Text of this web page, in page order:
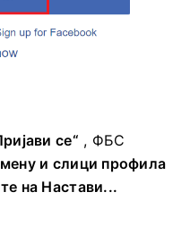
се“ , ФБС
и слици профила
на Настави...